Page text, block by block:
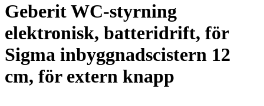
Geberit WC-styrning
elektronisk, batteridrift, för
Sigma inbyggnadscistern 12
cm, för extern knapp